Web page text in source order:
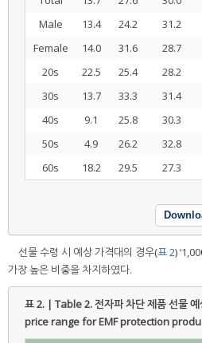
Male
13.4 24.2 31.2
Female
14.0 31.6 28.7
20s
22.5 25.4 28.2
30s
13.7 33.3 31.4
40s
9.1 25.8 30.3
50s
4.9 26.2 32.8
60s
18.2 29.5 27.3
선물 수령 시 예상 가격대의 경우(표 2)
가장 높은 비중을 차지하였다.
표 2. | Table 2.전자파 차단 제품 선물
price range for EMF protection